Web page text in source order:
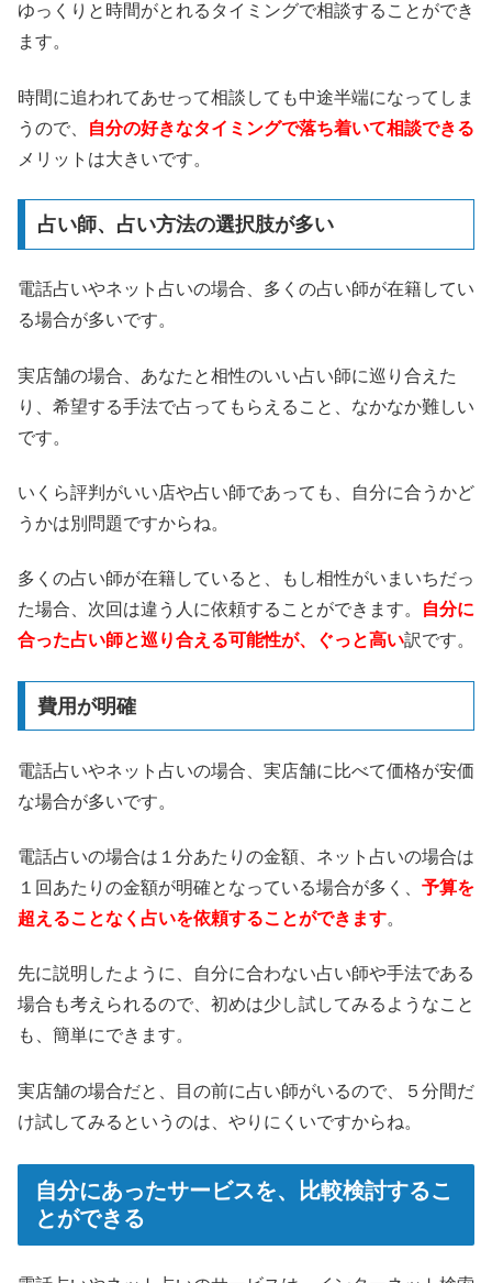
ゆっくりと時間がとれるタイミングで相談することができ
ます。
時間に追われてあせって相談しても中途半端になってしま
うので、
自分の好きなタイミングで落ち着いて相談できる
メリットは大きいです。
占い師、占い方法の選択肢が多い
電話占いやネット占いの場合、多くの占い師が在籍してい
る場合が多いです。
実店舗の場合、あなたと相性のいい占い師に巡り合えた
り、希望する手法で占ってもらえること、なかなか難しい
です。
いくら評判がいい店や占い師であっても、自分に合うかど
うかは別問題ですからね。
多くの占い師が在籍していると、もし相性がいまいちだっ
た場合、次回は違う人に依頼することができます。
自分に
合った占い師と巡り合える可能性が、ぐっと高い訳です。
費用が明確
電話占いやネット占いの場合、実店舗に比べて価格が安価
な場合が多いです。
電話占いの場合は１分あたりの金額、ネット占いの場合は
１回あたりの金額が明確となっている場合が多く、 予算を
超えることなく占いを依頼することができます。
先に説明したように、自分に合わない占い師や手法である
場合も考えられるので、初めは少し試してみるようなこと
も、簡単にできます。
実店舗の場合だと、目の前に占い師がいるので、５分間だ
け試してみるというのは、やりにくいですからね。
自分にあったサービスを、比較検討するこ
とができる